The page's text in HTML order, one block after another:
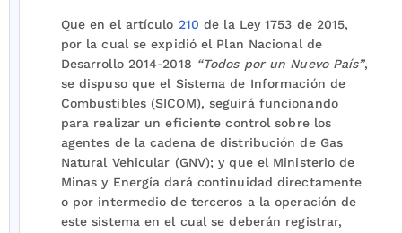
Que en el artículo 210 de la Ley 1753 de 2015,
por la cual se expidió el Plan Nacional de
Desarrollo 2014-2018 “Todos por un Nuevo País”,
se dispuso que el Sistema de Información de
Combustibles (SICOM), seguirá funcionando
para realizar un eficiente control sobre los
agentes de la cadena de distribución de Gas
Natural Vehicular (GNV); y que el Ministerio de
Minas y Energía dará continuidad directamente
o por intermedio de terceros a la operación de
este sistema en el cual se deberán registrar,